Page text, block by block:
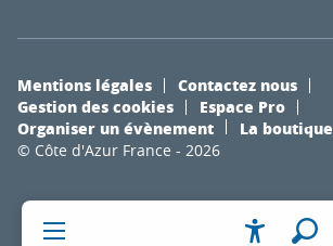
© Côte d'Azur France - 2026
Mentions légales
Contactez nous
Gestion des cookies
Espace Pro
Organiser un évènement
La boutique